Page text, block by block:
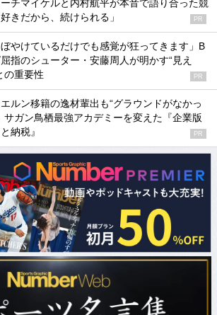
チマイケルと内村航平が本音で語り合った競
きだから、続けられる」
PR
ぼやけているだけでも感覚が狂ってきます」B
指のシューター・安藤周人が明かす“見え
の重要性
PR
エルン移籍の逸材輩出も“グラウンドがなかっ
サガン鳥栖最強アカデミーを変えた『企業版
納税』
PR